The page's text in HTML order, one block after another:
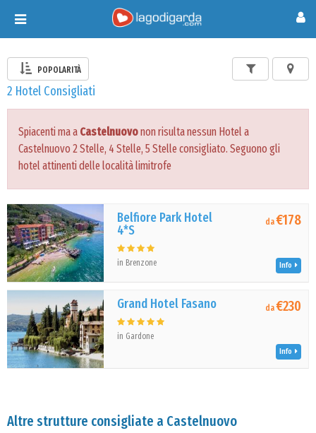
Toggle
navigation
POPOLARITÀ
2 Hotel Consigliati
Spiacenti ma a Castelnuovonon risulta nessun Hotel a
Castelnuovo 2 Stelle, 4 Stelle, 5 Stelle consigliato. Seguono gli
hotel attinenti delle località limitrofe
Belfiore Park Hotel
4*S
in Brenzone
da€178
Info
Grand Hotel Fasano
in Gardone
da€230
Info
Altre strutture consigliate a Castelnuovo